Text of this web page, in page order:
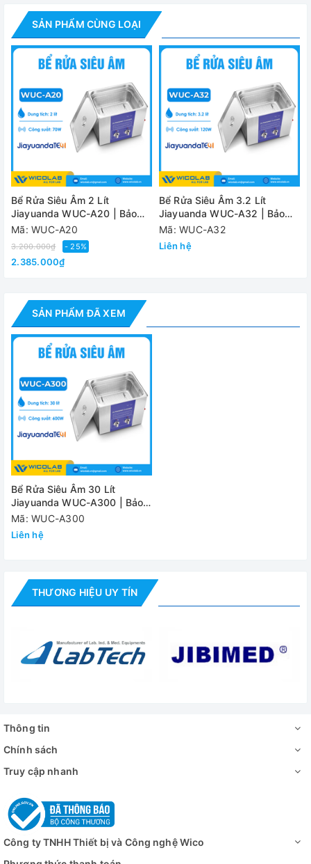
Dải thời gian cài
đặt
Công suất siêu
Công suất gia
nhiệt
Kích thước
(L*W*H)
Kích thước
ngoài (L*W*H)
Nguồn điện
Đánh giá
SẢN PHẨM CÙNG LOẠI
Bể Rửa Siêu Âm 2 Lít
Jiayuanda WUC-A20 | Bảo
Hành 12 Tháng
Mã: WUC-A20
3.200.000₫ - 25%
2.385.000₫
Bể Rửa Siêu Âm 3.2 Lít
Jiayuanda WUC-A32 | Bảo
Hành 12 Tháng
Mã: WUC-A32
Liên hệ
SẢN PHẨM ĐÃ XEM
Bể Rửa Siêu Âm 30 Lít
Jiayuanda WUC-A300 | Bảo
Hành 12 Tháng
Mã: WUC-A300
Liên hệ
THƯƠNG HIỆU UY TÍN
Thông tin
Chính sách
Truy cập nhanh
Công ty TNHH Thiết bị và Công nghệ Wico